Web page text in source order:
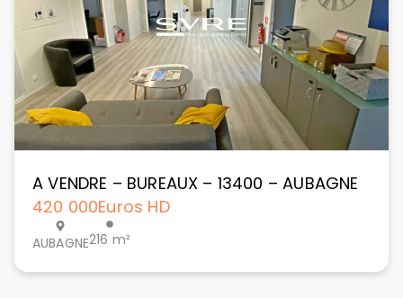
A VENDRE – BUREAUX – 13400 – AUBAGNE
420 000Euros HD
AUBAGNE216 m²